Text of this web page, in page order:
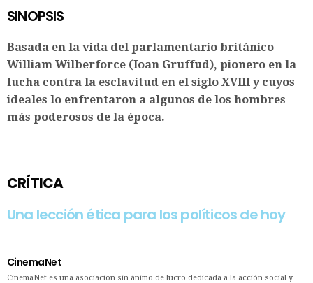
SINOPSIS
Basada en la vida del parlamentario británico
William Wilberforce (Ioan Gruffud), pionero en la
lucha contra la esclavitud en el siglo XVIII y cuyos
ideales lo enfrentaron a algunos de los hombres
más poderosos de la época.
CRÍTICA
Una lección ética para los políticos de hoy
CinemaNet
CinemaNet es una asociación sin ánimo de lucro dedicada a la acción social y